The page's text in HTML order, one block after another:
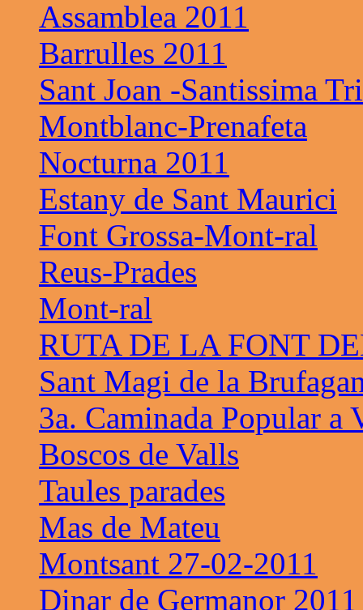
Assamblea 2011
Barrulles 2011
Sant Joan -Santissima
Montblanc-Prenafeta
Nocturna 2011
Estany de Sant Maurici
Font Grossa-Mont-ral
Reus-Prades
Mont-ral
RUTA DE LA FONT
Sant Magi de la
3a. Caminada Popular a
Boscos de Valls
Taules parades
Mas de Mateu
Montsant 27-02-2011
Dinar de Germanor 2011